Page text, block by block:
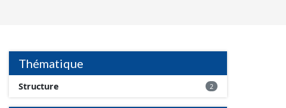
Thématique
Structure 2